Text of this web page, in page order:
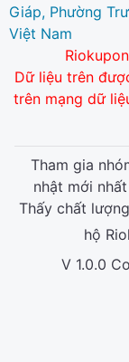
Giáp, Phường
Việt Nam
Dữ liệu trên
trên mạng dữ
Tham gia
nhật mới
Thấy chất
hộ
V 1.0.0